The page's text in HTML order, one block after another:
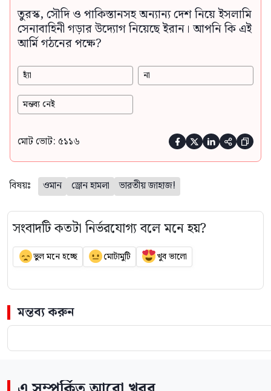
তুরস্ক, সৌদি ও পাকিস্তানসহ অন্যান্য দেশ নিয়ে ইসলামি
সেনাবাহিনী গড়ার উদ্যোগ নিয়েছে ইরান। আপনি কি এই
আর্মি গঠনের পক্ষে?
হ্যাঁ না
মন্তব্য নেই
মোট ভোট: ৫১১৬     
বিষয়ঃ ওমান ড্রোন হামলা ভারতীয় জাহাজ!
সংবাদটি কতটা নির্ভরযোগ্য বলে মনে হয়?
ভুল মনে হচ্ছে মোটামুটি খুব ভালো
মন্তব্য করুন